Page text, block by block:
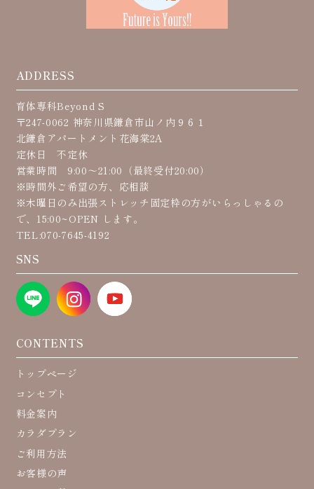
ADDRESS
育体専科Beyond S
〒247-0062 神奈川県鎌倉市山ノ内９６１
北鎌倉アパートメント花海棠2A
定休日 不定休
営業時間 9:00〜21:00（最終受付20:00）
※時間外ご希望の方、応相談
※木曜日のみ出張ストレッチ固定枠の方がいらっしゃるの
で、15:00~OPEN します。
TEL:070-7645-4192
SNS
CONTENTS
トップページ
コンセプト
料金案内
カラダプラン
ご利用方法
お客様の声